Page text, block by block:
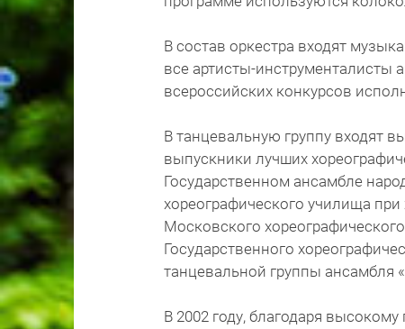
В состав оркестра входят
все артисты-инструменталисты
всероссийских конкурсов
В танцевальную группу входят
выпускники лучших
Государственном ансамбле
хореографического училища
Московского
Государственного
танцевальной группы ансамбля
В 2002 году, благодаря